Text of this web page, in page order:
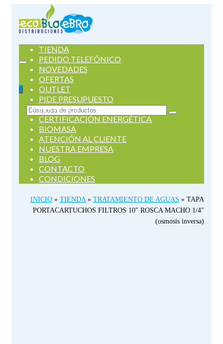
0
Buscar
por:
TIENDA
PEDIDO TELEFÓNICO
NOVEDADES
OFERTAS
OUTLET
PIDE PRESUPUESTO
SERVICIOS
CERTIFICACIÓN ENERGÉTICA
BIOMASA
ATENCIÓN AL CLIENTE
NUESTRA EMPRESA
BLOG
CONTACTO
CONDICIONES
INICIO » TIENDA » TRATAMIENTO DE AGUAS » TAPA
PORTACARTUCHOS FILTROS 10″ ROSCA MACHO 1/4″
(osmosis inversa)